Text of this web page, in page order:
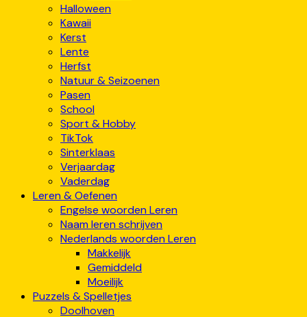
Halloween
Kawaii
Kerst
Lente
Herfst
Natuur & Seizoenen
Pasen
School
Sport & Hobby
TikTok
Sinterklaas
Verjaardag
Vaderdag
Leren & Oefenen
Engelse woorden Leren
Naam leren schrijven
Nederlands woorden Leren
Makkelijk
Gemiddeld
Moeilijk
Puzzels & Spelletjes
Doolhoven